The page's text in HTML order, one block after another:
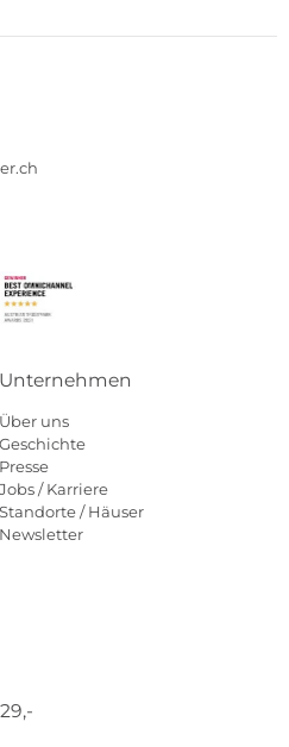
Unternehmen
Über uns
Geschichte
Presse
Jobs / Karriere
Standorte / Häuser
Newsletter